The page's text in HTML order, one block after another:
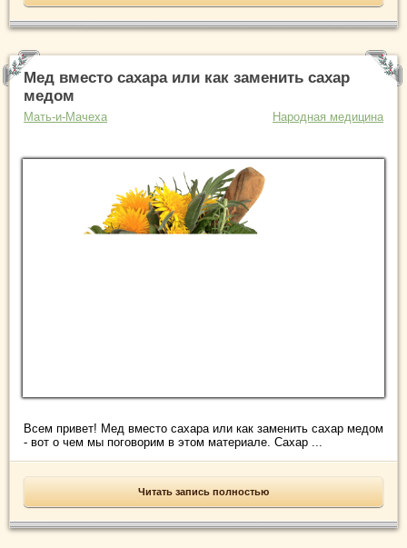
Мед вместо сахара или как заменить сахар
медом
Мать-и-Мачеха Народная медицина
Всем привет! Мед вместо сахара или как заменить сахар медом
- вот о чем мы поговорим в этом материале. Сахар ...
Читать запись полностью